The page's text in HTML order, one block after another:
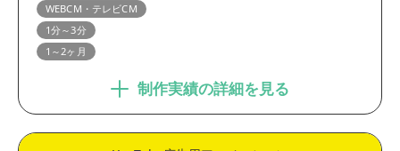
WEBCM・テレビCM
1分～3分
1～2ヶ月
制作実績の詳細を見る